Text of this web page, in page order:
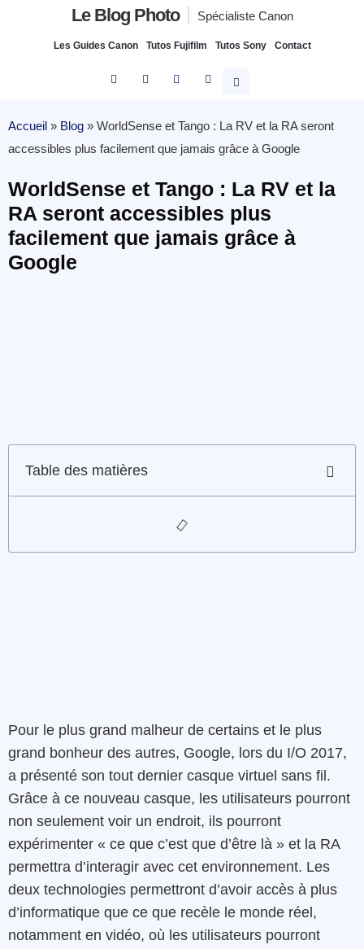
Le Blog Photo Spécialiste Canon
Les Guides Canon Tutos Fujifilm Tutos Sony Contact
Accueil » Blog » WorldSense et Tango : La RV et la RA seront
accessibles plus facilement que jamais grâce à Google
WorldSense et Tango : La RV et la
RA seront accessibles plus
facilement que jamais grâce à
Google
Table des matières
Pour le plus grand malheur de certains et le plus
grand bonheur des autres, Google, lors du I/O 2017,
a présenté son tout dernier casque virtuel sans fil.
Grâce à ce nouveau casque, les utilisateurs pourront
non seulement voir un endroit, ils pourront
expérimenter « ce que c’est que d’être là » et la RA
permettra d’interagir avec cet environnement. Les
deux technologies permettront d’avoir accès à plus
d’informatique que ce que recèle le monde réel,
notamment en vidéo, où les utilisateurs pourront